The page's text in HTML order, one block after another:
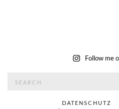
Follow me
DATENSCHUTZ